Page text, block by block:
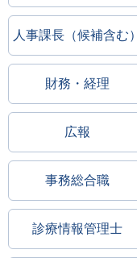
人事課長（候補含む）
財務・経理
広報
事務総合職
診療情報管理士